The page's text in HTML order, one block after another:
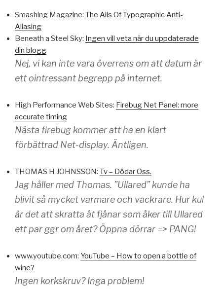
Smashing Magazine: The Ails Of Typographic Anti-
Aliasing
Beneath a Steel Sky: Ingen vill veta när du uppdaterade
din blogg
Nej, vi kan inte vara överrens om att datum är
ett ointressant begrepp på internet.
High Performance Web Sites: Firebug Net Panel: more
accurate timing
Nästa firebug kommer att ha en klart
förbättrad Net-display. Äntligen.
THOMAS H JOHNSSON: Tv – Dödar Oss.
Jag håller med Thomas. ”Ullared” kunde ha
blivit så mycket varmare och vackrare. Hur kul
är det att skratta åt fjånar som åker till Ullared
ett par ggr om året? Öppna dörrar => PANG!
www.youtube.com: YouTube – How to open a bottle of
wine?
Ingen korkskruv? Inga problem!